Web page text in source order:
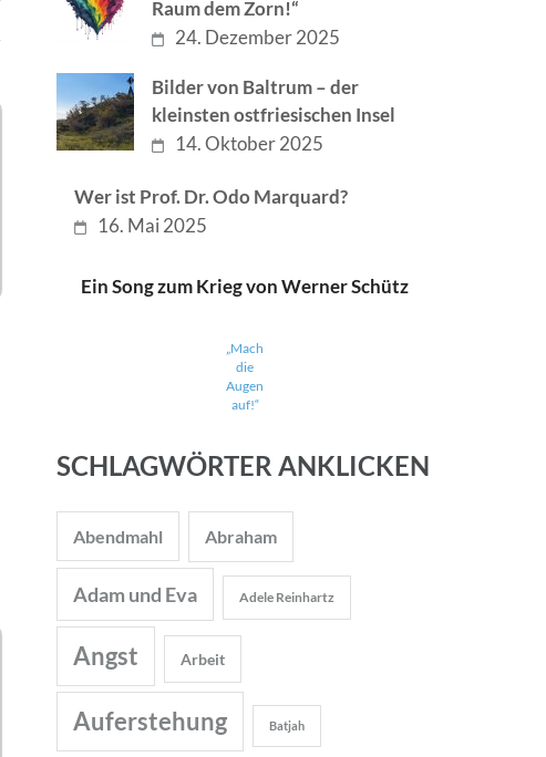
Raum dem Zorn!“
24. Dezember 2025
Bilder von Baltrum – der
kleinsten ostfriesischen Insel
14. Oktober 2025
Wer ist Prof. Dr. Odo Marquard?
16. Mai 2025
Ein Song zum Krieg von Werner Schütz
„Mach
die
Augen
auf!“
SCHLAGWÖRTER ANKLICKEN
Abendmahl Abraham
Adam und Eva Adele Reinhartz
Angst Arbeit
Auferstehung Batjah